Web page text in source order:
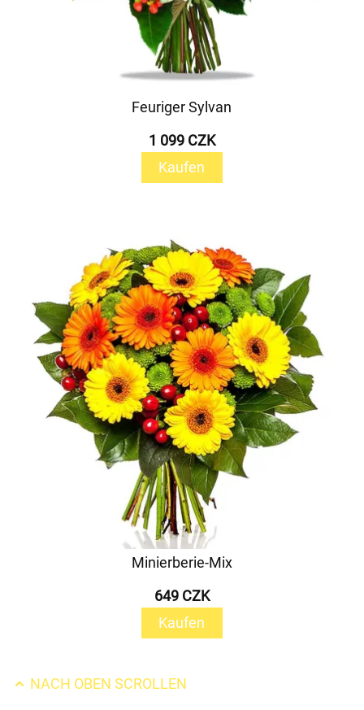
Feuriger Sylvan
1 099 CZK
Kaufen
Minierberie-Mix
649 CZK
Kaufen
NACH OBEN SCROLLEN